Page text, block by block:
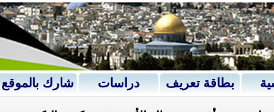
بطاقة تعريف دراسات شارك بالموقع